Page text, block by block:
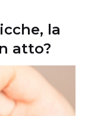
la
atto?